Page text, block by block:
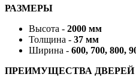
РАЗМЕРЫ
Высота - 2000 мм
Толщина - 37 мм
Ширина - 600, 700, 800,
ПРЕИМУЩЕСТВА ДВЕРЕЙ